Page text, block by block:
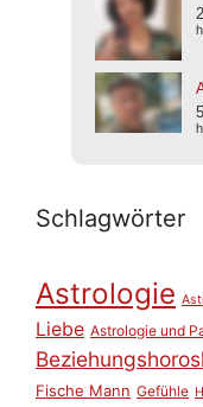
Schlagwörter
Astrologie
Liebe Astrologie und
Fische Mann Gefühle